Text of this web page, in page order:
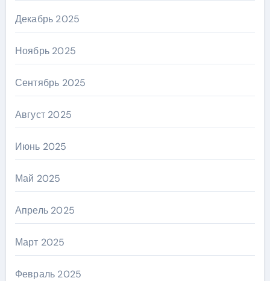
Декабрь 2025
Ноябрь 2025
Сентябрь 2025
Август 2025
Июнь 2025
Май 2025
Апрель 2025
Март 2025
Февраль 2025